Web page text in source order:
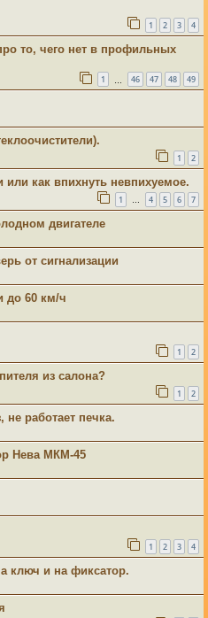
1 2 3 4
то, чего нет в профильных
1 46 47 48 49
1 2
или как впихнуть невпихуемое.
1 … 4 5 6 7
двигателе
от сигнализации
до 60 км/ч
1 2
из салона?
1 2
не работает печка.
Нева МКМ-45
1 2 3 4
ключ и на фиксатор.